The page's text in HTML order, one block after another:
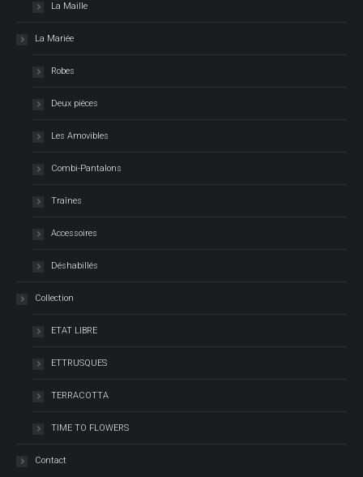
La Maille
La Mariée
Robes
Deux pièces
Les Amovibles
Combi-Pantalons
Traînes
Accessoires
Déshabillés
Collection
ETAT LIBRE
ETTRUSQUES
TERRACOTTA
TIME TO FLOWERS
Contact